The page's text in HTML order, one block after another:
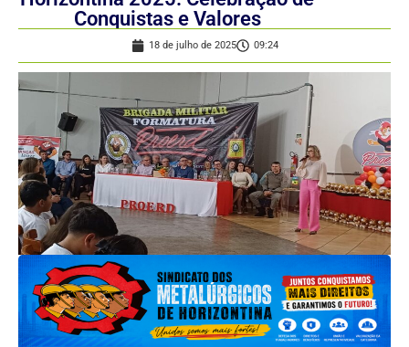
Conquistas e Valores
18 de julho de 2025 09:24